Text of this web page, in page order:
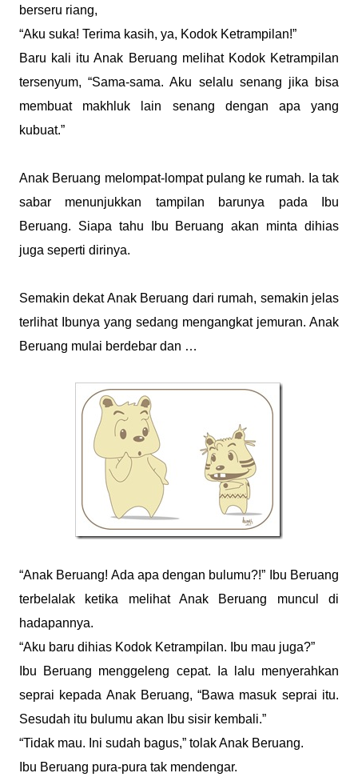
berseru riang,
“Aku suka! Terima kasih, ya, Kodok Ketrampilan!”
Baru kali itu Anak Beruang melihat Kodok Ketrampilan
tersenyum, “Sama-sama. Aku selalu senang jika bisa
membuat makhluk lain senang dengan apa yang
kubuat.”
Anak Beruang melompat-lompat pulang ke rumah. Ia tak
sabar menunjukkan tampilan barunya pada Ibu
Beruang. Siapa tahu Ibu Beruang akan minta dihias
juga seperti dirinya.
Semakin dekat Anak Beruang dari rumah, semakin jelas
terlihat Ibunya yang sedang mengangkat jemuran. Anak
Beruang mulai berdebar dan …
“Anak Beruang! Ada apa dengan bulumu?!” Ibu Beruang
terbelalak ketika melihat Anak Beruang muncul di
hadapannya.
“Aku baru dihias Kodok Ketrampilan. Ibu mau juga?”
Ibu Beruang menggeleng cepat. Ia lalu menyerahkan
seprai kepada Anak Beruang, “Bawa masuk seprai itu.
Sesudah itu bulumu akan Ibu sisir kembali.”
“Tidak mau. Ini sudah bagus,” tolak Anak Beruang.
Ibu Beruang pura-pura tak mendengar.